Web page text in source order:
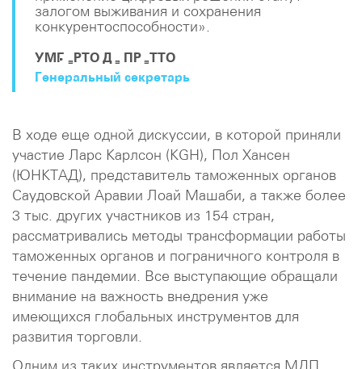
залогом выживания и сохранения
конкурентоспособности».
УМБЕРТО ДЕ ПРЕТТО
Генеральный секретарь
В ходе еще одной дискуссии, в которой приняли
участие Ларс Карлсон (KGH), Пол Хансен
(ЮНКТАД), представитель таможенных органов
Саудовской Аравии Лоай Машаби, а также более
3 тыс. других участников из 154 стран,
рассматривались методы трансформации работы
таможенных органов и пограничного контроля в
течение пандемии. Все выступающие обращали
внимание на важность внедрения уже
имеющихся глобальных инструментов для
развития торговли.
Одним из таких инструментов является МДП.